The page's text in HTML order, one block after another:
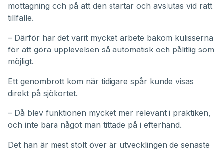
mottagning och på att den startar och avslutas vid rätt
tillfälle.
– Därför har det varit mycket arbete bakom kulisserna
för att göra upplevelsen så automatisk och pålitlig som
möjligt.
Ett genombrott kom när tidigare spår kunde visas
direkt på sjökortet.
– Då blev funktionen mycket mer relevant i praktiken,
och inte bara något man tittade på i efterhand.
Det han är mest stolt över är utvecklingen de senaste